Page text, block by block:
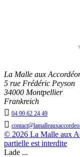
La Malle aux
5 rue Frédéric Peyson
34000 Montpellier
Frankreich
 04 99 62 24 49

© 2026 La Malle aux
partielle est interdite
Lade ...